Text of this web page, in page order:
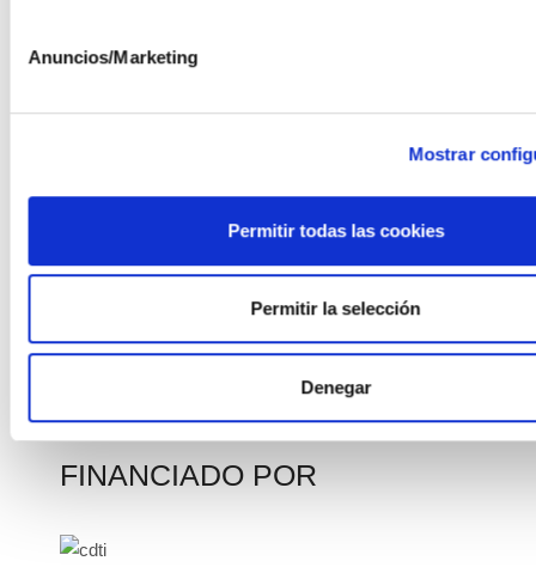
Anuncios/Marketing
Mostrar
Permitir todas las cookies
Permitir la selección
Denegar
En el proyecto han intervenido las siguientes
Proyecto ITC-20161257 financiado por la UE en
convocatoria FEDER INNTERCONECTA 2016
FINANCIADO POR